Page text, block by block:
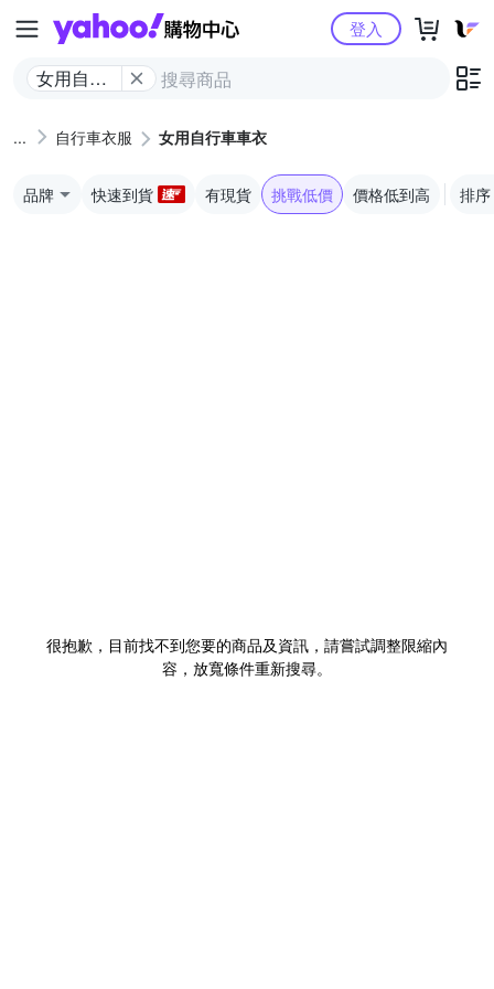
Yahoo購物中心
女用自行
登入
自行車衣服 女用自行車車衣
品牌 快速到貨 有現貨 挑戰低價 價格低到高 排序
很抱歉，目前找不到您要的商品及資訊，請嘗試調整限縮內
容，放寬條件重新搜尋。